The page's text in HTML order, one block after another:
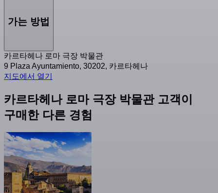
가는 방법
카르타헤나 로마 극장 박물관
9 Plaza Ayuntamiento, 30202, 카르타헤나
지도에서 열기
카르타헤나 로마 극장 박물관 고객이
구매한 다른 경험